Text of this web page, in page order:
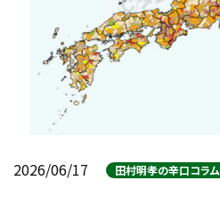
2026/06/17 田村明孝の辛口コラム